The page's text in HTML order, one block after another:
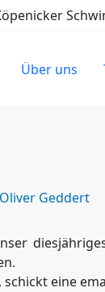
Über uns
Oliver Geddert
schickt eine